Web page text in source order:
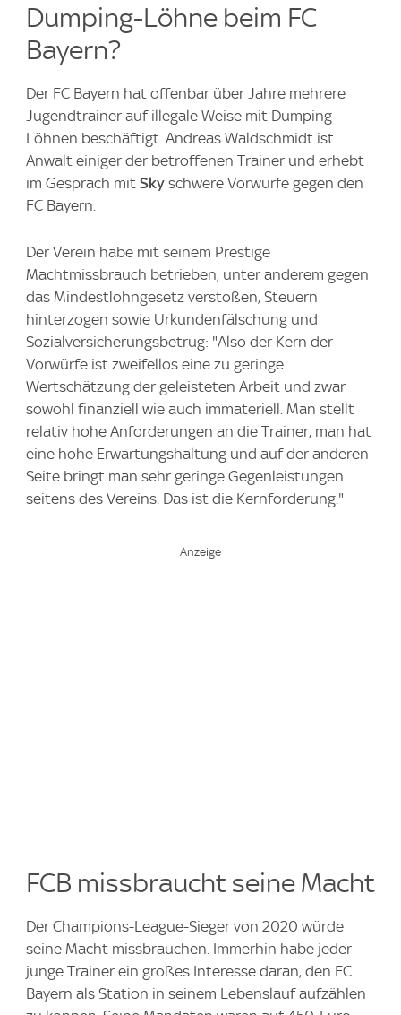
Dumping-Löhne beim FC
Bayern?
Der FC Bayern hat offenbar über Jahre mehrere
Jugendtrainer auf illegale Weise mit Dumping-
Löhnen beschäftigt. Andreas Waldschmidt ist
Anwalt einiger der betroffenen Trainer und erhebt
im Gespräch mit Sky schwere Vorwürfe gegen den
FC Bayern.
Der Verein habe mit seinem Prestige
Machtmissbrauch betrieben, unter anderem gegen
das Mindestlohngesetz verstoßen, Steuern
hinterzogen sowie Urkundenfälschung und
Sozialversicherungsbetrug: "Also der Kern der
Vorwürfe ist zweifellos eine zu geringe
Wertschätzung der geleisteten Arbeit und zwar
sowohl finanziell wie auch immateriell. Man stellt
relativ hohe Anforderungen an die Trainer, man hat
eine hohe Erwartungshaltung und auf der anderen
Seite bringt man sehr geringe Gegenleistungen
seitens des Vereins. Das ist die Kernforderung."
FCB missbraucht seine Macht
Der Champions-League-Sieger von 2020 würde
seine Macht missbrauchen. Immerhin habe jeder
junge Trainer ein großes Interesse daran, den FC
Bayern als Station in seinem Lebenslauf aufzählen